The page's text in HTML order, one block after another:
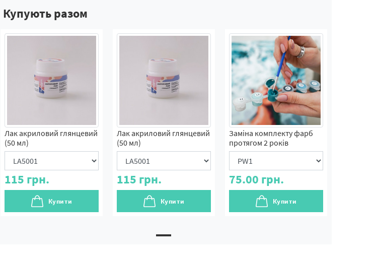
Купують разом
Лак акриловий глянцевий
(50 мл)
115 грн.
Купити
Лак акриловий глянцевий
(50 мл)
115 грн.
Купити
Заміна комплекту фарб
протягом 2 років
75.00 грн.
Купити